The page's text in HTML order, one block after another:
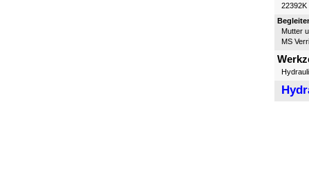
22392K
Mutter
MS